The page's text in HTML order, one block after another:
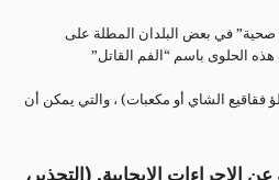
في بعض البلدان المطلة على
الحلوى باسم “الفم القاتل”
فقاقيع الشاي أو مكعبات) ، والتي يمكن أن
عن الإجراءات الايجابية. (التحذير،